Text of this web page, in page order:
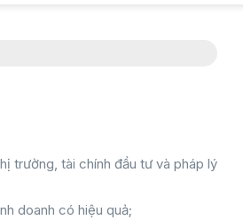
trường, tài chính đầu tư và pháp lý
doanh có hiệu quả;